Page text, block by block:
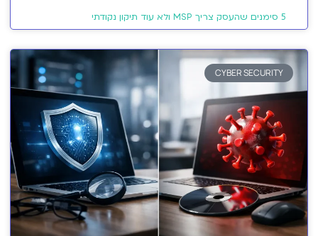
5 סימנים שהעסק צריך MSP ולא עוד תיקון נקודתי
CYBER SECURITY